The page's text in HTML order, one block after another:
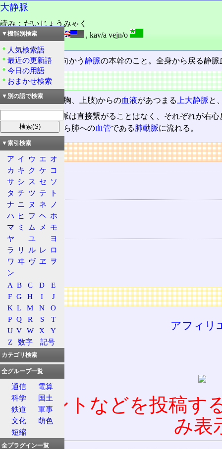
大静脈
読み：だいじょうみゃく
外語：vena cava , kav/a vejn/o
品詞：名詞
心臓の右心房 へ向かう静脈の本幹のこと。全身から戻る静
概要
上半身(頭頸部、胸、上肢)からの血液があつまる 上大静脈と
この二つの大静脈は直接繋がることはなく、それぞれが右
の血液は右心室から肺への血管である肺動脈に流れる。
リンク
用語の所属
静脈
関連する用語
上大静脈
下大静脈
関連する器官
心臓
右心房
広告
アフィリ
コメントなどを投稿す
み表
▼機能別検索
人気検索語
最近の更新語
今日の用語
おまかせ検索
▼別の語で検索
▼索引検索
ア イ ウ エ オ
カ キ ク ケ コ
サ シ ス セ ソ
タ チ ツ テ
ト
ナ ニ ヌ ネ
ノ
ハ ヒ フ ヘ ホ
マ ミ ム メ
モ
ヤ
ユ
ヨ
ラ
リ ル レ ロ
ワ ヰ ヴ ヱ
ヲ
ン
A B C D
E
F G H I
J
K L M N
O
P Q R S
T
U V W X
Y
Z
数字 記号
カテゴリ検索
全グループ一覧
通信
電算
科学
国土
鉄道
軍事
文化
萌色
短縮
全プラグイン一覧